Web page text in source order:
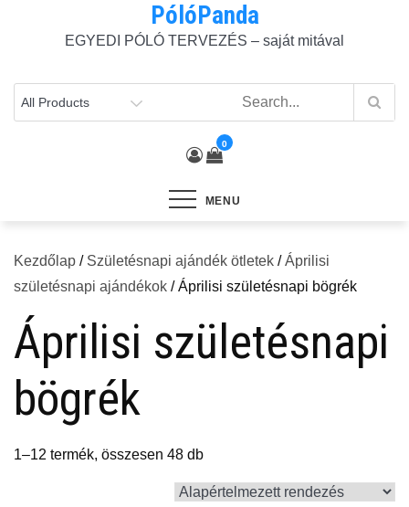
PólóPanda
EGYEDI PÓLÓ TERVEZÉS – saját mitával
0
MENU
Kezdőlap / Születésnapi ajándék ötletek /Áprilisi
születésnapi ajándékok / Áprilisi születésnapi bögrék
Áprilisi születésnapi
bögrék
1–12 termék, összesen 48 db